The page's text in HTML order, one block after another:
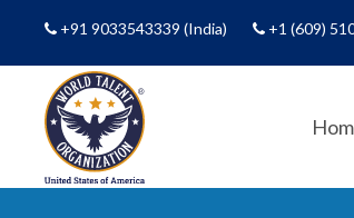
+91 9033543339(India) +1 (609)